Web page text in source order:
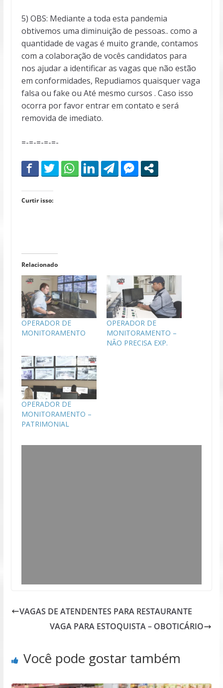
5) OBS: Mediante a toda esta pandemia
obtivemos uma diminuição de pessoas.. como a
quantidade de vagas é muito grande, contamos
com a colaboração de vocês candidatos para
nos ajudar a identificar as vagas que não estão
em conformidades, Repudiamos quaisquer vaga
falsa ou fake ou Até mesmo cursos . Caso isso
ocorra por favor entrar em contato e será
removida de imediato.
=-=-=-=-=-
Curtir isso:
Relacionado
OPERADOR DE
MONITORAMENTO
OPERADOR DE
MONITORAMENTO –
NÃO PRECISA EXP.
OPERADOR DE
MONITORAMENTO –
PATRIMONIAL
VAGAS DE ATENDENTES PARA RESTAURANTE
VAGA PARA ESTOQUISTA – OBOTICÁRIO
Você pode gostar também